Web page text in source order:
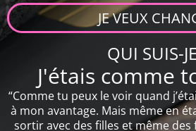
JE VEUX
QUI SUIS-
J'étais comme
“Comme tu peux le voir quand
à mon avantage. Mais même en
sortir avec des filles et même des